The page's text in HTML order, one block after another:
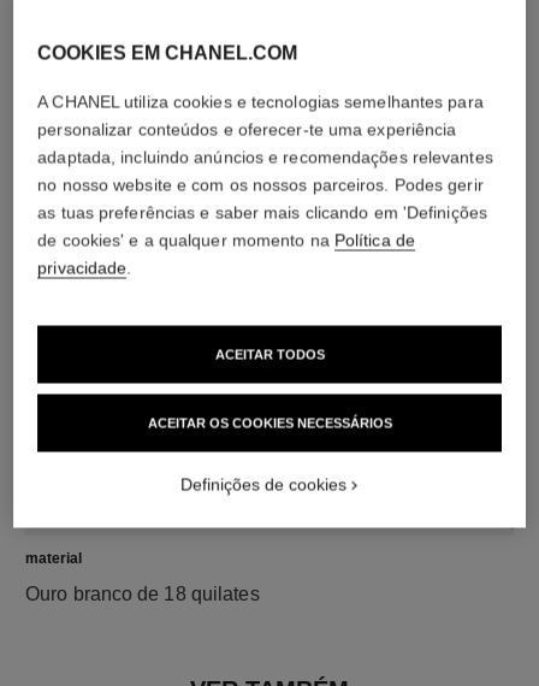
diamantes
1 diamante de lapidação brilhante de 0,03 quilate
As características de cada peça podem variar**
material
Ouro branco de 18 quilates
COOKIES EM CHANEL.COM
A CHANEL utiliza cookies e tecnologias semelhantes para
personalizar conteúdos e oferecer-te uma experiência
adaptada, incluindo anúncios e recomendações relevantes
no nosso website e com os nossos parceiros. Podes gerir
as tuas preferências e saber mais clicando em 'Definições
de cookies' e a qualquer momento na Política de
privacidade
ACEITAR OS COOKIES NECESSÁRIOS
ACEITAR TODOS
Definições de cookies